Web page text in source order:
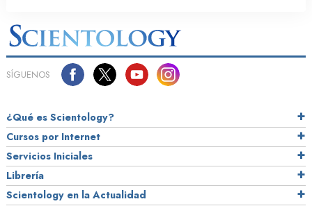
SÍGUENOS
¿Qué es Scientology?
Cursos por Internet
Servicios Iniciales
Librería
Scientology en la Actualidad